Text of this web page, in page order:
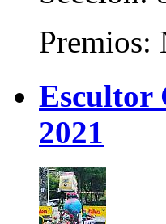
Premios:
Escultor
2021